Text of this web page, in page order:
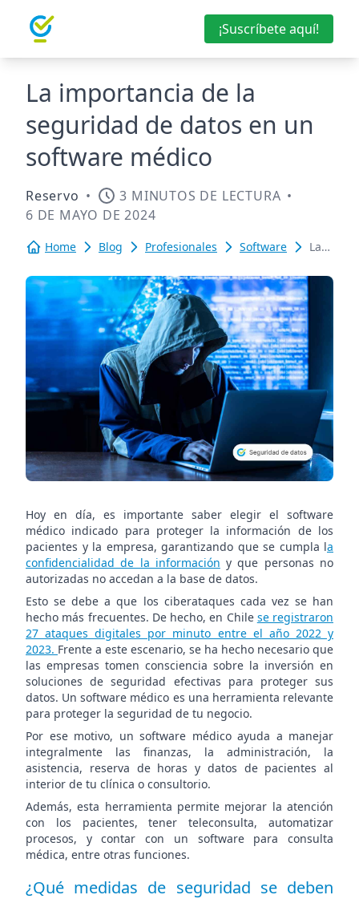
¡Suscríbete aquí!
La importancia de la
seguridad de datos en un
software médico
Reservo • 3 MINUTOS DE LECTURA •
6 DE MAYO DE 2024
Home Blog Profesionales Software
La
de
software
médico
Hoy en día, es importante saber elegir el software
médico indicado para proteger la información de los
pacientes y la empresa, garantizando que se cumpla la
confidencialidad de la información y que personas no
autorizadas no accedan a la base de datos.
Esto se debe a que los ciberataques cada vez se han
hecho más frecuentes. De hecho, en Chile se registraron
27 ataques digitales por minuto entre el año 2022 y
2023. Frente a este escenario, se ha hecho necesario que
las empresas tomen consciencia sobre la inversión en
soluciones de seguridad efectivas para proteger sus
datos. Un software médico es una herramienta relevante
para proteger la seguridad de tu negocio.
Por ese motivo, un software médico ayuda a manejar
integralmente las finanzas, la administración, la
asistencia, reserva de horas y datos de pacientes al
interior de tu clínica o consultorio.
Además, esta herramienta permite mejorar la atención
con los pacientes, tener teleconsulta, automatizar
procesos, y contar con un software para consulta
médica, entre otras funciones.
¿Qué medidas de seguridad se deben